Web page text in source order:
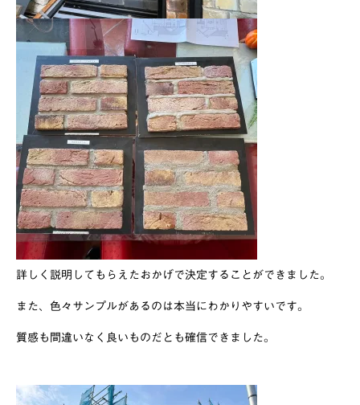
詳しく説明してもらえたおかげで決定することができました。
また、色々サンプルがあるのは本当にわかりやすいです。
質感も間違いなく良いものだとも確信できました。